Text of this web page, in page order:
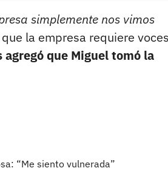
simplemente nos vimos
la empresa requiere
agregó que Miguel tomó la
“Me siento vulnerada”